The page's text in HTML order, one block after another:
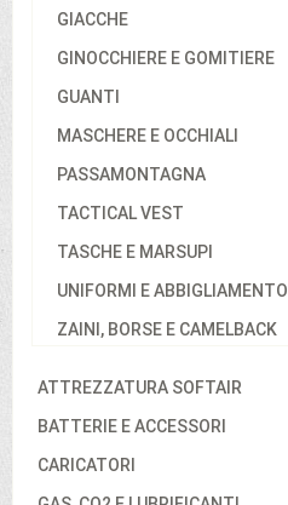
GIACCHE
GINOCCHIERE E GOMITIERE
GUANTI
MASCHERE E OCCHIALI
PASSAMONTAGNA
TACTICAL VEST
TASCHE E MARSUPI
UNIFORMI E ABBIGLIAMENTO
ZAINI, BORSE E CAMELBACK
ATTREZZATURA SOFTAIR
BATTERIE E ACCESSORI
CARICATORI